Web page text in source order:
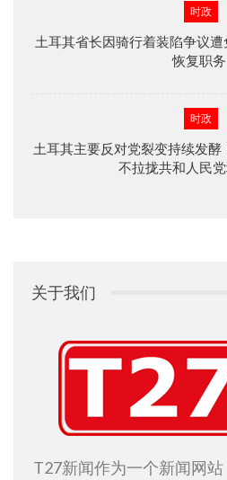
时政
土耳其省长因骑行着装陷争议
恢复职务
时政
土耳其主要反对党裂变持续发
不拉拢共和人民
关于我们
T27新闻作为一个新闻网